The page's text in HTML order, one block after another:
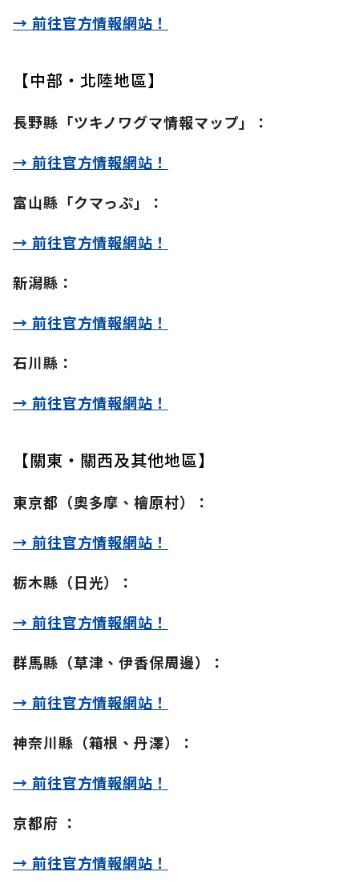
→ 前往官方情報網站！
【中部・北陸地區】
長野縣「ツキノワグマ情報マップ」：
→ 前往官方情報網站！
富山縣「クマっぷ」：
→ 前往官方情報網站！
新潟縣：
→ 前往官方情報網站！
石川縣：
→ 前往官方情報網站！
【關東・關西及其他地區】
東京都（奧多摩、檜原村）：
→ 前往官方情報網站！
栃木縣（日光）：
→ 前往官方情報網站！
群馬縣（草津、伊香保周邊）：
→ 前往官方情報網站！
神奈川縣（箱根、丹澤）：
→ 前往官方情報網站！
京都府 ：
→ 前往官方情報網站！